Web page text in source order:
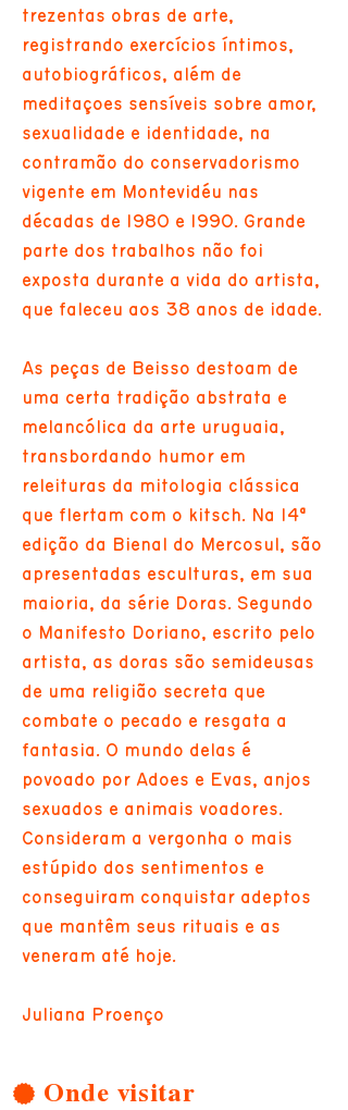
trezentas obras de arte,
registrando exercícios íntimos,
autobiográficos, além de
meditações sensíveis sobre amor,
sexualidade e identidade, na
contramão do conservadorismo
vigente em Montevidéu nas
décadas de 1980 e 1990. Grande
parte dos trabalhos não foi
exposta durante a vida do artista,
que faleceu aos 38 anos de idade.
As peças de Beisso destoam de
uma certa tradição abstrata e
melancólica da arte uruguaia,
transbordando humor em
releituras da mitologia clássica
que flertam com o kitsch. Na 14ª
edição da Bienal do Mercosul, são
apresentadas esculturas, em sua
maioria, da série Doras. Segundo
o Manifesto Doriano, escrito pelo
artista, as doras são semideusas
de uma religião secreta que
combate o pecado e resgata a
fantasia. O mundo delas é
povoado por Adões e Evas, anjos
sexuados e animais voadores.
Consideram a vergonha o mais
estúpido dos sentimentos e
conseguiram conquistar adeptos
que mantêm seus rituais e as
veneram até hoje.
Juliana Proenço
Onde visitar